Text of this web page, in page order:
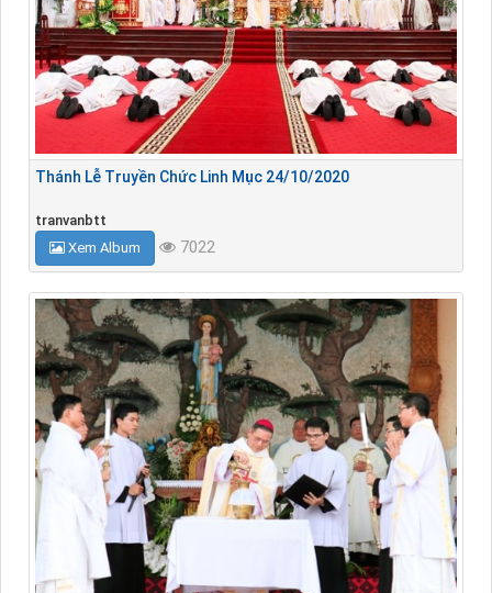
Thánh Lễ Truyền Chức Linh Mục 24/10/2020
tranvanbtt
Xem Album
7022